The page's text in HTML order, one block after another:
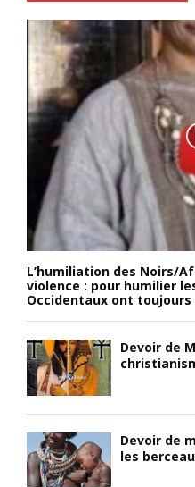
L’humiliation des Noirs/
violence : pour humilier
Occidentaux ont toujours
Devoir de
Devoir de
les